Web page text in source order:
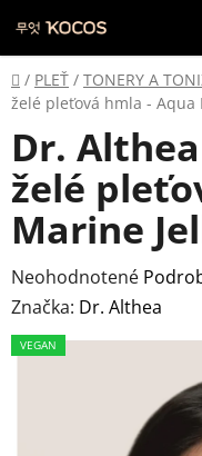
na
obsah
Domov
/ PLEŤ / TONERY A
želé pleťová hmla -
Dr.
želé
Marine
Priemerné
hodnotenie
produktu
Neohodnotené
Značka: Dr. Althea
VEGAN